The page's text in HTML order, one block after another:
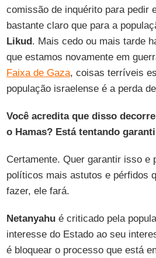
comissão de inquérito para pedir
bastante claro que para a
Likud. Mais cedo ou mais tarde
que estamos novamente em
Faixa de Gaza, coisas terríveis
população israelense é a perda
Você acredita que disso
o Hamas? Está tentando
Certamente. Quer garantir isso e
políticos mais astutos e pérfidos
fazer, ele fará.
Netanyahué criticado pela
interesse do Estado ao seu
é bloquear o processo que está